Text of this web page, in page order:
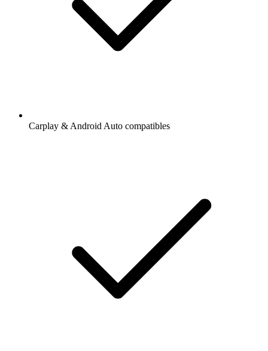
Carplay & Android Auto compatibles